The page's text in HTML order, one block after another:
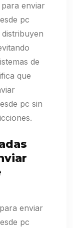
enviar
pc
de
que
pc sin
enviar
pc